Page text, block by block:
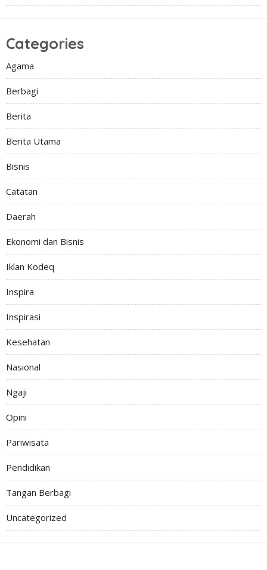
Categories
Agama
Berbagi
Berita
Berita Utama
Bisnis
Catatan
Daerah
Ekonomi dan Bisnis
Iklan Kodeq
Inspira
Inspirasi
Kesehatan
Nasional
Ngaji
Opini
Pariwisata
Pendidikan
Tangan Berbagi
Uncategorized